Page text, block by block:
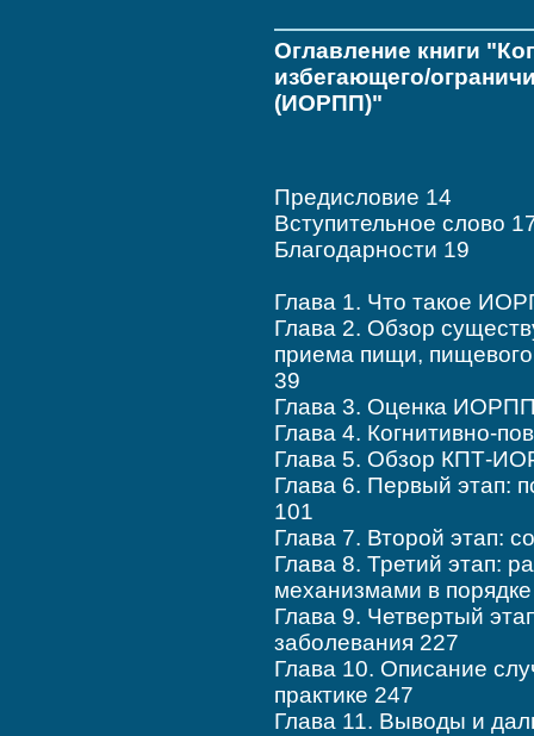
Оглавление книги
избегающего/
(ИОРПП)"
Предисловие 14
Вступительное слово
Благодарности 19
Глава 1. Что такое
Глава 2. Обзор
приема пищи,
39
Глава 3. Оценка
Глава 4. Когнитивно-
Глава 5. Обзор КПТ-
Глава 6. Первый этап:
101
Глава 7. Второй этап:
Глава 8. Третий этап:
механизмами в
Глава 9. Четвертый
заболевания 227
Глава 10. Описание
практике 247
Глава 11. Выводы и